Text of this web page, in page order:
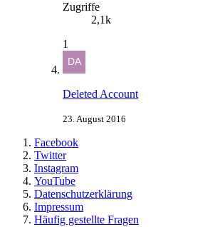
Zugriffe
2,1k
1
Deleted Account
23. August 2016
Facebook
Twitter
Instagram
YouTube
Datenschutzerklärung
Impressum
Häufig gestellte Fragen